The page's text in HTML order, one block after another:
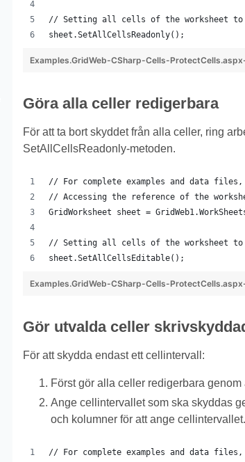
// Setting all cells of the worksheet to
sheet.SetAllCellsReadonly();
Examples.GridWeb-CSharp-Cells-
Göra alla celler redigerbara
För att ta bort skyddet från alla celler, ring
SetAllCellsReadonly-metoden.
// For complete examples and data
// Accessing the reference of the
GridWorksheet sheet =
// Setting all cells of the worksheet to
sheet.SetAllCellsEditable();
Examples.GridWeb-CSharp-Cells-
Gör utvalda celler
För att skydda endast ett cellintervall:
Först gör alla celler redigerbara
Ange cellintervallet som ska skyddas
och kolumner för att ange cellintervallet.
// For complete examples and data